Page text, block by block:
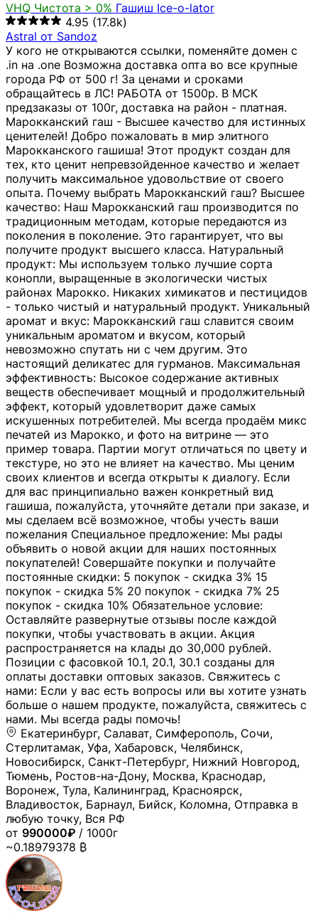
VHQ Чистота > 0% Гашиш Ice-o-lator
4.95 (17.8k)
Astral от Sandoz
У кого не открываются ссылки, поменяйте домен с
.in на .one Возможна доставка опта во все крупные
города РФ от 500 г! За ценами и сроками
обращайтесь в ЛС! РАБОТА от 1500р. В МСК
предзаказы от 100г, доставка на район - платная.
Марокканский гаш - Высшее качество для истинных
ценителей! Добро пожаловать в мир элитного
Марокканского гашиша! Этот продукт создан для
тех, кто ценит непревзойденное качество и желает
получить максимальное удовольствие от своего
опыта. Почему выбрать Марокканский гаш? Высшее
качество: Наш Марокканский гаш производится по
традиционным методам, которые передаются из
поколения в поколение. Это гарантирует, что вы
получите продукт высшего класса. Натуральный
продукт: Мы используем только лучшие сорта
конопли, выращенные в экологически чистых
районах Марокко. Никаких химикатов и пестицидов
- только чистый и натуральный продукт. Уникальный
аромат и вкус: Марокканский гаш славится своим
уникальным ароматом и вкусом, который
невозможно спутать ни с чем другим. Это
настоящий деликатес для гурманов. Максимальная
эффективность: Высокое содержание активных
веществ обеспечивает мощный и продолжительный
эффект, который удовлетворит даже самых
искушенных потребителей. Мы всегда продаём микс
печатей из Марокко, и фото на витрине — это
пример товара. Партии могут отличаться по цвету и
текстуре, но это не влияет на качество. Мы ценим
своих клиентов и всегда открыты к диалогу. Если
для вас принципиально важен конкретный вид
гашиша, пожалуйста, уточняйте детали при заказе, и
мы сделаем всё возможное, чтобы учесть ваши
пожелания Специальное предложение: Мы рады
объявить о новой акции для наших постоянных
покупателей! Совершайте покупки и получайте
постоянные скидки: 5 покупок - скидка 3% 15
покупок - скидка 5% 20 покупок - скидка 7% 25
покупок - скидка 10% Обязательное условие:
Оставляйте развернутые отзывы после каждой
покупки, чтобы участвовать в акции. Акция
распространяется на клады до 30,000 рублей.
Позиции с фасовкой 10.1, 20.1, 30.1 созданы для
оплаты доставки оптовых заказов. Свяжитесь с
нами: Если у вас есть вопросы или вы хотите узнать
больше о нашем продукте, пожалуйста, свяжитесь с
нами. Мы всегда рады помочь!
Екатеринбург, Салават, Симферополь, Сочи,
Стерлитамак, Уфа, Хабаровск, Челябинск,
Новосибирск, Санкт-Петербург, Нижний Новгород,
Тюмень, Ростов-на-Дону, Москва, Краснодар,
Воронеж, Тула, Калининград, Красноярск,
Владивосток, Барнаул, Бийск, Коломна, Отправка в
любую точку, Вся РФ
от 990000₽ / 1000г
~0.18979378 ₿